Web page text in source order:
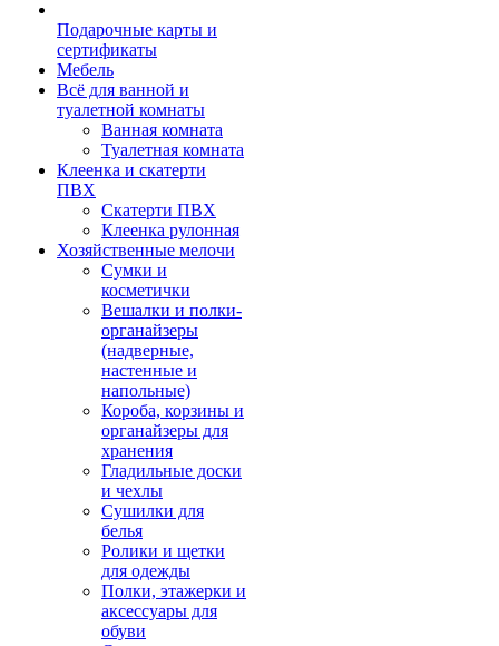
Подарочные карты и
сертификаты
Мебель
Всё для ванной и
туалетной комнаты
Ванная комната
Туалетная комната
Клеенка и скатерти
ПВХ
Скатерти ПВХ
Клеенка рулонная
Хозяйственные мелочи
Сумки и
косметички
Вешалки и полки-
органайзеры
(надверные,
настенные и
напольные)
Короба, корзины и
органайзеры для
хранения
Гладильные доски
и чехлы
Сушилки для
белья
Ролики и щетки
для одежды
Полки, этажерки и
аксессуары для
обуви